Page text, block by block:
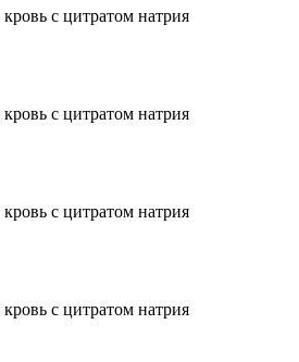
кровь с цитратом натрия
кровь с цитратом натрия
кровь с цитратом натрия
кровь с цитратом натрия